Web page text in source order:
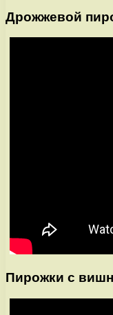
Дрожжевой
Пирожки с